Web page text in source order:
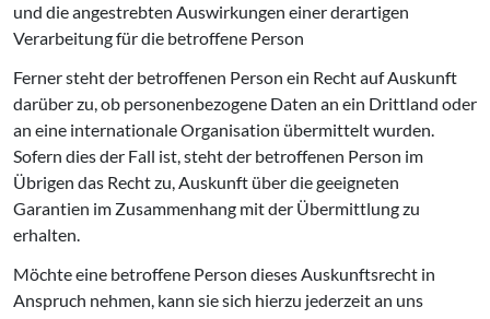
und die angestrebten Auswirkungen einer derartigen
Verarbeitung für die betroffene Person
Ferner steht der betroffenen Person ein Recht auf Auskunft
darüber zu, ob personenbezogene Daten an ein Drittland oder
an eine internationale Organisation übermittelt wurden.
Sofern dies der Fall ist, steht der betroffenen Person im
Übrigen das Recht zu, Auskunft über die geeigneten
Garantien im Zusammenhang mit der Übermittlung zu
erhalten.
Möchte eine betroffene Person dieses Auskunftsrecht in
Anspruch nehmen, kann sie sich hierzu jederzeit an uns